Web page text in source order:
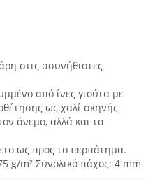
στις ασυνήθιστες
από ίνες γιούτα με
ως χαλί σκηνής
άνεμο, αλλά και τα
ως προς το περπάτημα.
g/m² Συνολικό πάχος: 4 mm